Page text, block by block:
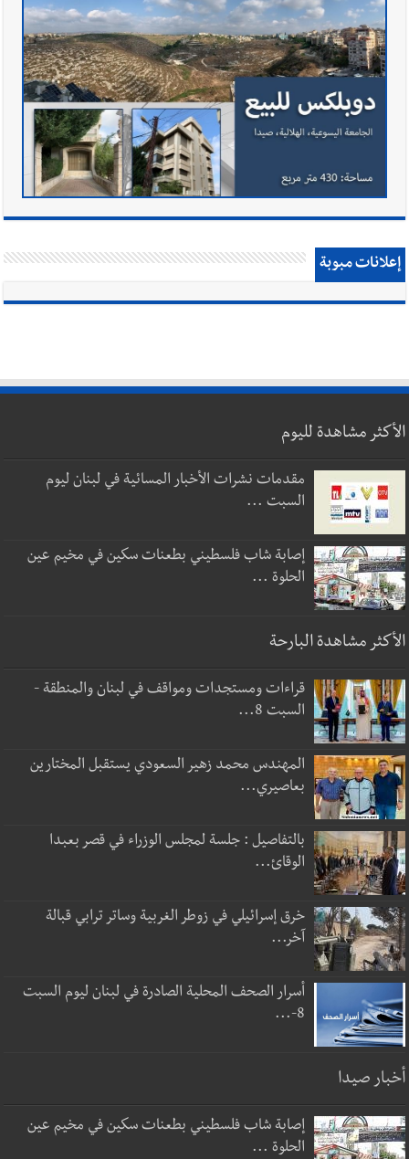
إعلانات مبوبة
الأكثر مشاهدة لليوم
مقدمات نشرات الأخبار المسائية في لبنان ليوم
السبت ...
إصابة شاب فلسطيني بطعنات سكين في مخيم عين
الحلوة ...
الأكثر مشاهدة البارحة
قراءات ومستجدات ومواقف في لبنان والمنطقة -
السبت 8...
المهندس محمد زهير السعودي يستقبل المختارين
بعاصيري...
بالتفاصيل : جلسة لمجلس الوزراء في قصر بعبدا
الوقائ...
خرق إسرائيلي في زوطر الغربية وساتر ترابي قبالة
آخر...
أسرار الصحف المحلية الصادرة في لبنان ليوم السبت
8-...
أخبار صيدا
إصابة شاب فلسطيني بطعنات سكين في مخيم عين
الحلوة ...